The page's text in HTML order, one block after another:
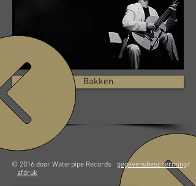
Bakken
© 2016 door Waterpipe Records gegevensbescherming/
afdruk